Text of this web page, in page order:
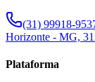
(31) 99918-
Horizonte - MG,
Plataforma